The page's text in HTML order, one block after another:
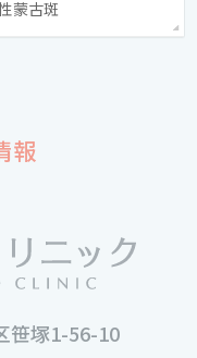
蒙古斑
報
笹塚1-56-10